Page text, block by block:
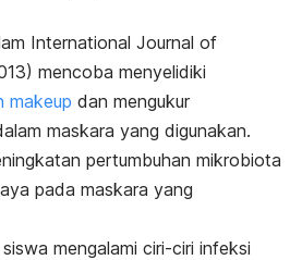
International Journal of
mencoba menyelidiki
makeup dan mengukur
maskara yang digunakan.
pertumbuhan mikrobiota
pada maskara yang
mengalami ciri-ciri infeksi